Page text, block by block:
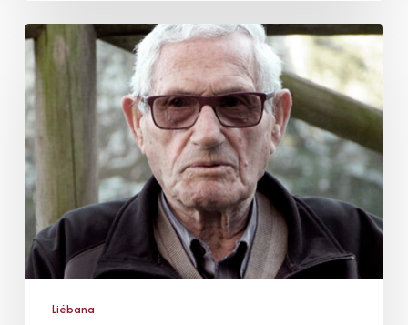
José
Manzanal
Alles
Liébana